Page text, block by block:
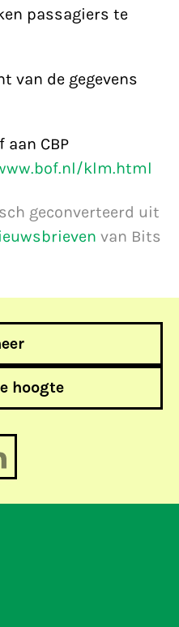
passagiers te
van de gegevens
CBP
klm.html
geconverteerd uit
van Bits
hoogte